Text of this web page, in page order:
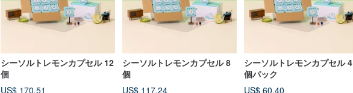
シーソルトレモンカプセル 12
個
US$ 170.51
シーソルトレモンカプセル 8
個
US$ 117.24
シーソルトレモンカプセル 4
個パック
US$ 60.40